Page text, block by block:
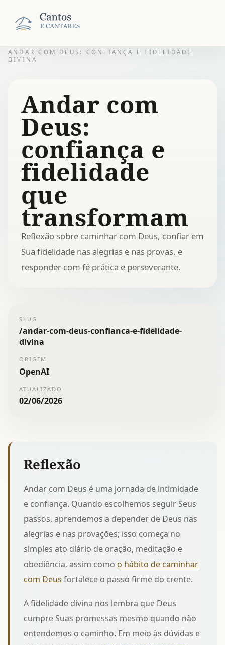
ANDAR COM DEUS: CONFIANÇA E FIDELIDADE
DIVINA
Andar com
Deus:
confiança e
fidelidade
que
transformam
Reflexão sobre caminhar com Deus, confiar em
Sua fidelidade nas alegrias e nas provas, e
responder com fé prática e perseverante.
SLUG
/andar-com-deus-confianca-e-fidelidade-
divina
ORIGEM
OpenAI
ATUALIZADO
02/06/2026
Reflexão
Andar com Deus é uma jornada de intimidade
e confiança. Quando escolhemos seguir Seus
passos, aprendemos a depender de Deus nas
alegrias e nas provações; isso começa no
simples ato diário de oração, meditação e
obediência, assim como o hábito de caminhar
com Deus fortalece o passo firme do crente.
A fidelidade divina nos lembra que Deus
cumpre Suas promessas mesmo quando não
entendemos o caminho. Em meio às dúvidas e